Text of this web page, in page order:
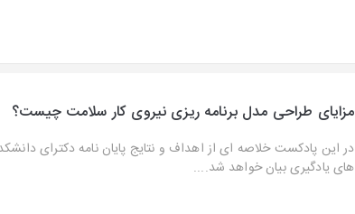
مزایای طراحی مدل برنامه ریزی نیروی کار سلامت چیست؟
در این پادکست خلاصه ای از اهداف و نتایج پایان نامه دکترای
های یادگیری بیان خواهد شد....